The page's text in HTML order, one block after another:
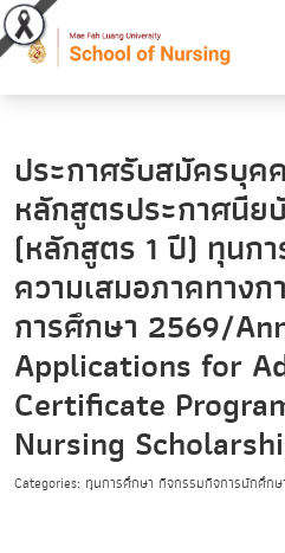
ประกาศรับสมัครบุค
หลักสูตรประกาศนีย
(หลักสูตร 1 ปี) ทุนก
ความเสมอภาคทาง
การศึกษา 2569/
Applications for
Certificate
Nursing
Categories: ทุนการศึกษา กิจกรรมกิจการนักศึก